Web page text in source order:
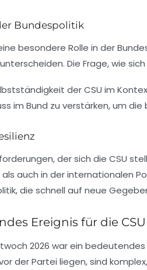
Bundespolitik
besondere Rolle in der
Die Frage, wie
der CSU im
im Bund zu verstärken, um
der sich die CSU
auch in der internationalen
die schnell auf neue
Ereignis für die CSU
2026 war ein
der Partei liegen, sind